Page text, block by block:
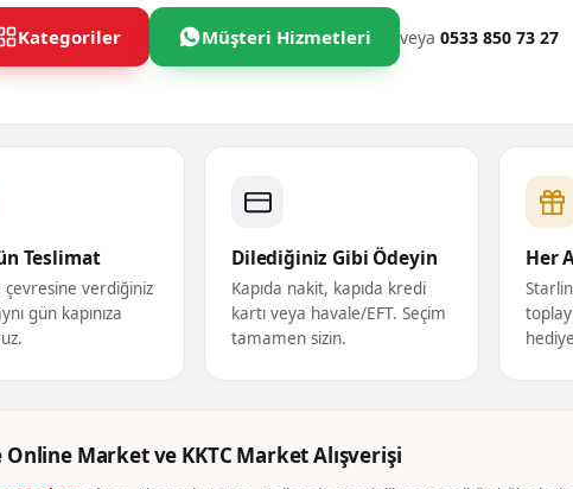
Kategoriler Müşteri Hizmetleri veya 0533 850 73 27
Teslimat
çevresine verdiğiniz
gün kapınıza
Dilediğiniz Gibi Ödeyin
Kapıda nakit, kapıda kredi
kartı veya havale/EFT. Seçim
tamamen sizin.
Her
Online Market ve KKTC Market Alışverişi